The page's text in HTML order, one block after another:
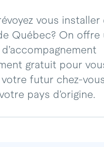
vous installer
Québec? On offre
gratuit pour
futur chez-
pays d’origine.